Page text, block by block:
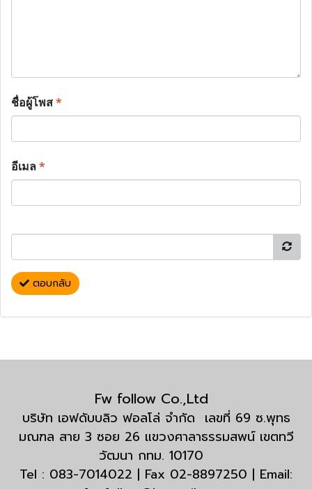
ชื่อผู้โพส*
อีเมล*
ตอบกลับ
Fw follow Co.,Ltd
บริษัท เอฟดับบลิว ฟอลโล่ จำกัด เลขที่ 69 ซ.พุทธ
มณฑล สาย 3 ซอย 26 แขวงศาลาธรรมสพน์ เขตทวี
วัฒนา กทม. 10170
Tel : 083-7014022 | Fax 02-8897250 | Email: